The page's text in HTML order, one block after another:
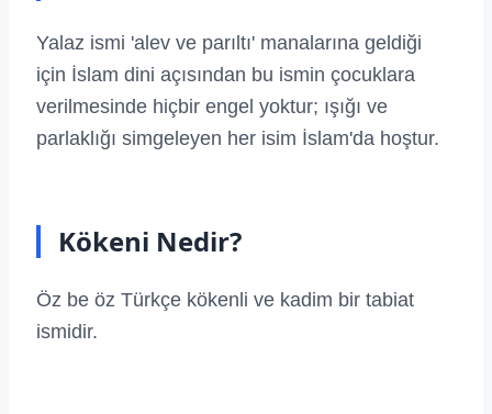
Yalaz ismi 'alev ve parıltı' manalarına geldiği
için İslam dini açısından bu ismin çocuklara
verilmesinde hiçbir engel yoktur; ışığı ve
parlaklığı simgeleyen her isim İslam'da hoştur.
Kökeni Nedir?
Öz be öz Türkçe kökenli ve kadim bir tabiat
ismidir.